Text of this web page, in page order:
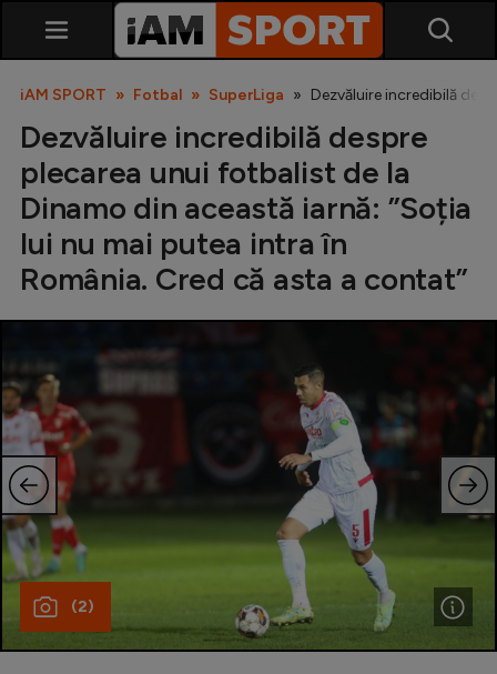
SuperLiga
Cupa României
Echipa Națională
Fotbal feminin
Special
iAM SPORT Fotbal SuperLiga Dezvăluire incredibilă
Dezvăluire incredibilă despre
plecarea unui fotbalist de la
Dinamo din această iarnă: ”Soția
lui nu mai putea intra în
România. Cred că asta a contat”
(2)